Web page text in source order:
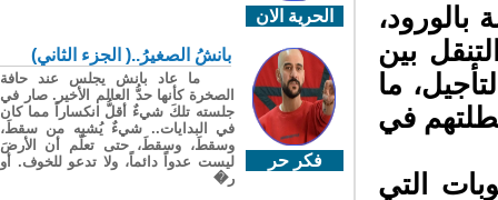
غير‭ ‬أن‭ ‬العودة‭ ‬إلى‭ ‬المغرب‭ ‬لا‭ ‬تكون‭ ‬دائماً‭ ‬مفروشة‭ ‬بالورود،‭
‬إذ‭ ‬تتخللها‭ ‬العديد‭ ‬من‭ ‬الإكراهات،‭ ‬من‭ ‬بينها‭ ‬كثرة‭ ‬التنقل‭ ‬بين‭
‬بعض‭ ‬الإدارات‭ ‬العمومية‭ ‬لقضاء‭ ‬مصالح‭ ‬لا‭ ‬تحتمل‭ ‬التأجيل،‭ ‬ما‭
الحرية الان
فكر حر
بانشُ الصغيرُ..( الجزء الثاني)
ما عاد بانش يجلس عند حافة
الصخرة كأنها حدُّ العالم الأخير. صار في
جلسته تلكَ شيءٌ أقلُّ انكساراً مما كان
في البدايات.. شيءٌ يُشبِه من سقطَ،
وسقطَ، وسقطَ، حتى تعلّم أن الأرضَ
ليست عدواً دائماً، ولا تدعو للخوف. أو
ر�